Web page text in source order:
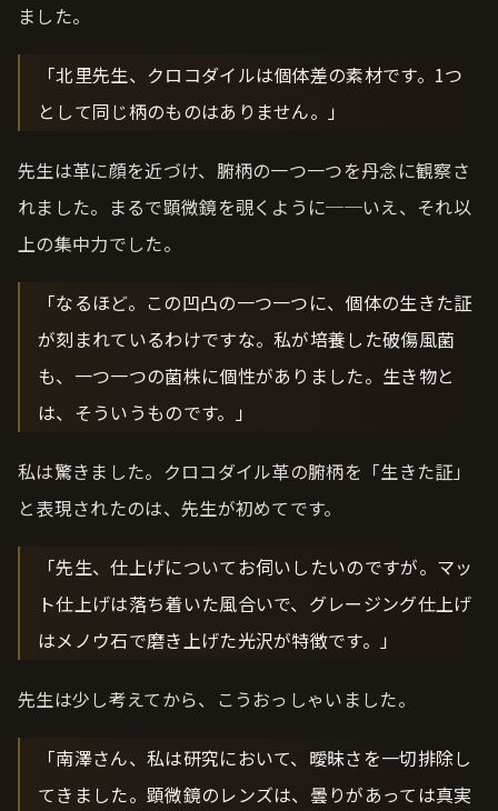
ました。
「北里先生、クロコダイルは個体差の素材です。1つ
として同じ柄のものはありません。」
先生は革に顔を近づけ、腑柄の一つ一つを丹念に観察さ
れました。まるで顕微鏡を覗くように──いえ、それ以
上の集中力でした。
「なるほど。この凹凸の一つ一つに、個体の生きた証
が刻まれているわけですな。私が培養した破傷風菌
も、一つ一つの菌株に個性がありました。生き物と
は、そういうものです。」
私は驚きました。クロコダイル革の腑柄を「生きた証」
と表現されたのは、先生が初めてです。
「先生、仕上げについてお伺いしたいのですが。マッ
ト仕上げは落ち着いた風合いで、グレージング仕上げ
はメノウ石で磨き上げた光沢が特徴です。」
先生は少し考えてから、こうおっしゃいました。
「南澤さん、私は研究において、曖昧さを一切排除し
てきました。顕微鏡のレンズは、曇りがあっては真実